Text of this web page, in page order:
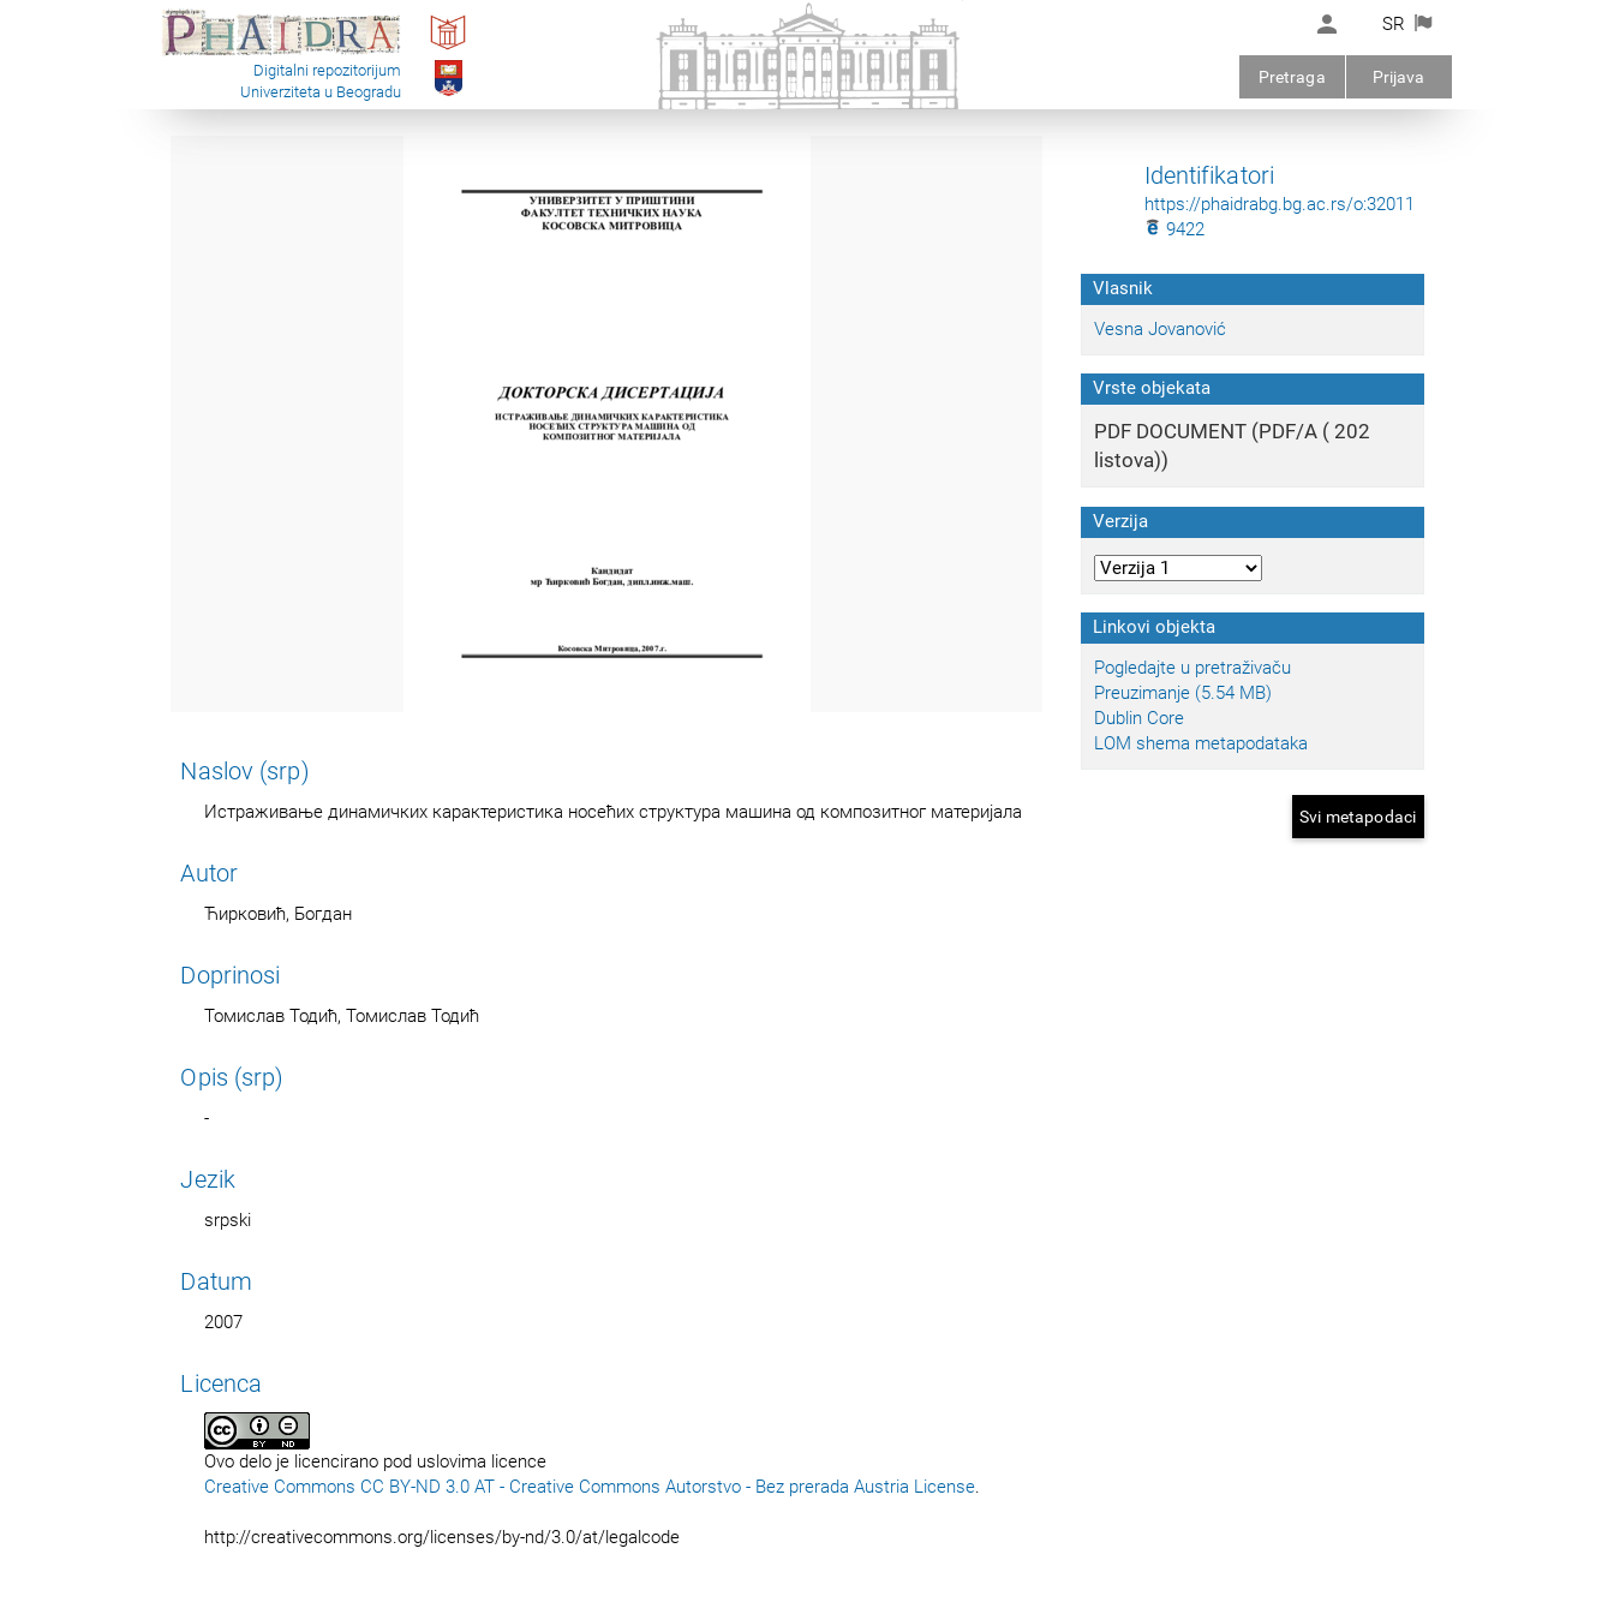
Digitalni repozitorijum
Univerziteta u Beogradu
SR
Pretraga Prijava
Naslov (srp)
Истраживање динамичких карактеристика носећих структура машина од композитног материјала
Autor
Ћирковић, Богдан
Doprinosi
Томислав Тодић, Томислав Тодић
Opis (srp)
-
Jezik
srpski
Datum
2007
Licenca
Ovo delo je licencirano pod uslovima licence
Creative Commons CC BY-ND 3.0 AT - Creative Commons Autorstvo - Bez prerada Austria License.
http://creativecommons.org/licenses/by-nd/3.0/at/legalcode
Identifikatori
https://phaidrabg.bg.ac.rs/o:32011
9422
Vlasnik
Vesna Jovanović
Vrste objekata
PDF DOCUMENT (PDF/A ( 202
listova))
Verzija
Linkovi objekta
Pogledajte u pretraživaču
Preuzimanje (5.54 MB)
Dublin Core
LOM shema metapodataka
Svi metapodaci